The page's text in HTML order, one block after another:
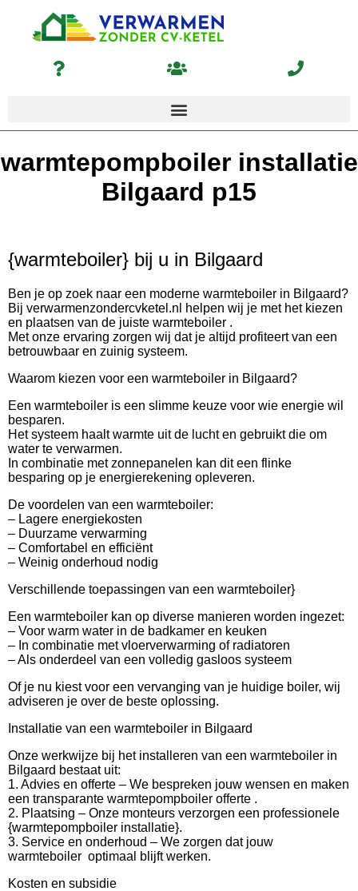
warmtepompboiler installatie
Bilgaard p15
{warmteboiler} bij u in Bilgaard
Ben je op zoek naar een moderne warmteboiler in Bilgaard?
Bij verwarmenzondercvketel.nl helpen wij je met het kiezen
en plaatsen van de juiste warmteboiler .
Met onze ervaring zorgen wij dat je altijd profiteert van een
betrouwbaar en zuinig systeem.
Waarom kiezen voor een warmteboiler in Bilgaard?
Een warmteboiler is een slimme keuze voor wie energie wil
besparen.
Het systeem haalt warmte uit de lucht en gebruikt die om
water te verwarmen.
In combinatie met zonnepanelen kan dit een flinke
besparing op je energierekening opleveren.
De voordelen van een warmteboiler:
– Lagere energiekosten
– Duurzame verwarming
– Comfortabel en efficiënt
– Weinig onderhoud nodig
Verschillende toepassingen van een warmteboiler}
Een warmteboiler kan op diverse manieren worden ingezet:
– Voor warm water in de badkamer en keuken
– In combinatie met vloerverwarming of radiatoren
– Als onderdeel van een volledig gasloos systeem
Of je nu kiest voor een vervanging van je huidige boiler, wij
adviseren je over de beste oplossing.
Installatie van een warmteboiler in Bilgaard
Onze werkwijze bij het installeren van een warmteboiler in
Bilgaard bestaat uit:
1. Advies en offerte – We bespreken jouw wensen en maken
een transparante warmtepompboiler offerte .
2. Plaatsing – Onze monteurs verzorgen een professionele
{warmtepompboiler installatie}.
3. Service en onderhoud – We zorgen dat jouw
warmteboiler optimaal blijft werken.
Kosten en subsidie